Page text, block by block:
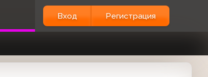
Вход Регистрация